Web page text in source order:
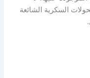
السكرية الشائعة